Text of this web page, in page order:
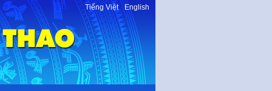
Tiếng Việt-English